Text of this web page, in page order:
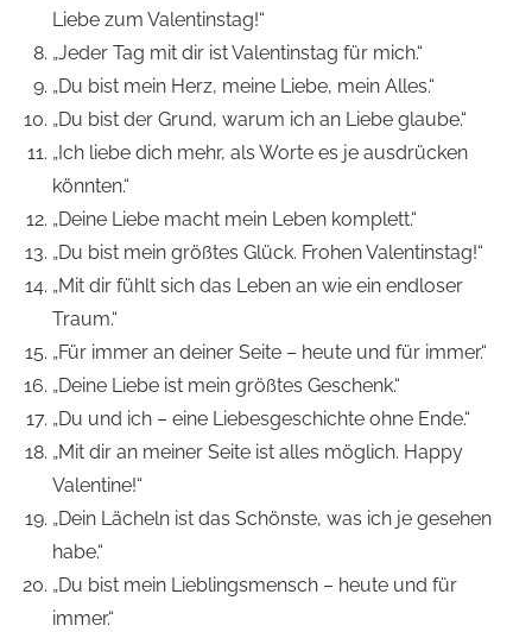
Liebe zum Valentinstag!“
„Jeder Tag mit dir ist Valentinstag für mich.“
„Du bist mein Herz, meine Liebe, mein Alles.“
„Du bist der Grund, warum ich an Liebe glaube.“
„Ich liebe dich mehr, als Worte es je ausdrücken
könnten.“
„Deine Liebe macht mein Leben komplett.“
„Du bist mein größtes Glück. Frohen Valentinstag!“
„Mit dir fühlt sich das Leben an wie ein endloser
Traum.“
„Für immer an deiner Seite – heute und für immer.“
„Deine Liebe ist mein größtes Geschenk.“
„Du und ich – eine Liebesgeschichte ohne Ende.“
„Mit dir an meiner Seite ist alles möglich. Happy
Valentine!“
„Dein Lächeln ist das Schönste, was ich je gesehen
habe.“
„Du bist mein Lieblingsmensch – heute und für
immer.“